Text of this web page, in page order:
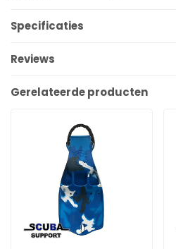
Specificaties
Reviews
Gerelateerde producten